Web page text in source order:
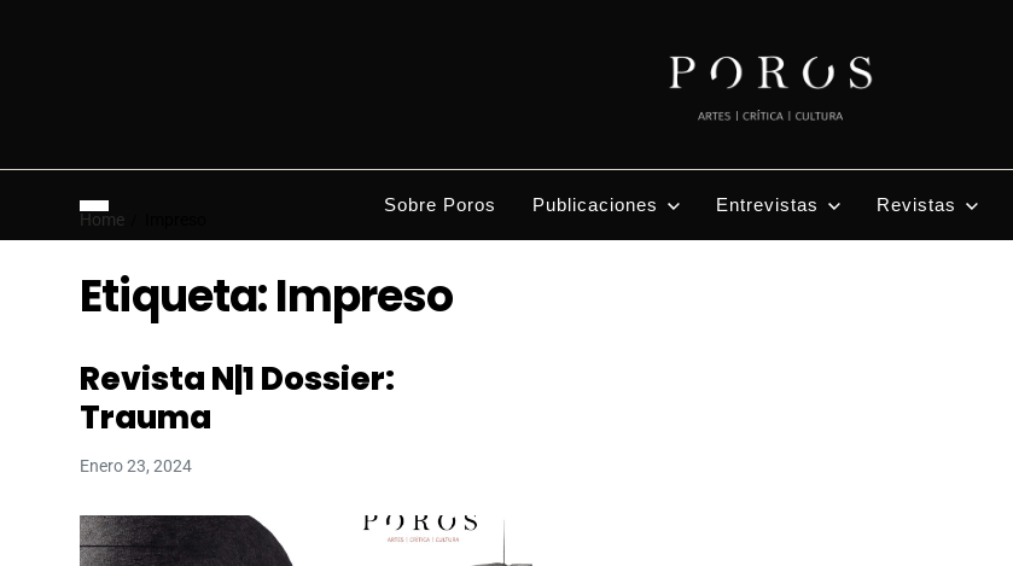
Sobre Poros Publicaciones Entrevistas Revistas
Home
Etiqueta:Impreso
Revista N|1 Dossier:
Trauma
Enero 23, 2024